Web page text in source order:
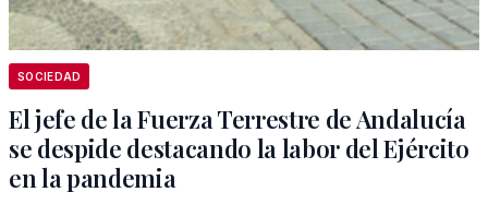
SOCIEDAD
El jefe de la Fuerza Terrestre de Andalucía
se despide destacando la labor del Ejército
en la pandemia